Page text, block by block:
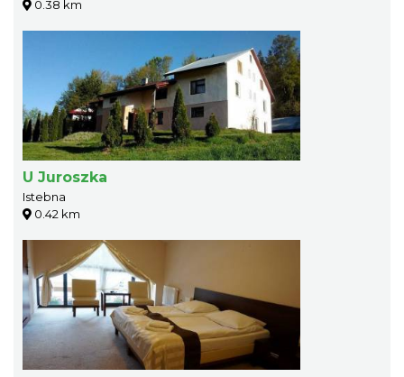
0.38 km
U Juroszka
Istebna
0.42 km